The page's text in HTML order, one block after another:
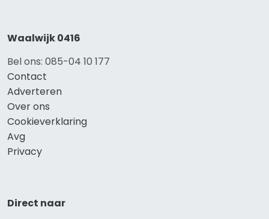
Waalwijk 0416
Bel ons: 085-04 10 177
Contact
Adverteren
Over ons
Cookieverklaring
Avg
Privacy
Direct naar